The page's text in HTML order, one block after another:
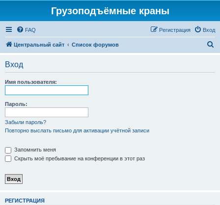
Грузоподъёмные краны
FAQ Вход
Регистрация
Центральный сайт Список форумов
Вход
Имя пользователя:
Пароль:
Забыли пароль?
Повторно выслать письмо для активации учётной записи
Запомнить меня
Скрыть моё пребывание на конференции в этот раз
РЕГИСТРАЦИЯ